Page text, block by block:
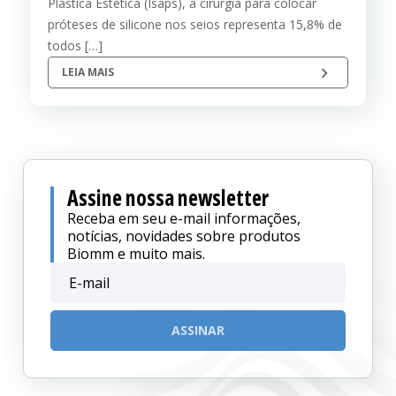
próteses de silicone nos seios representa 15,8% de
todos […]
LEIA MAIS
Assine nossa newsletter
Receba em seu e-mail informações,
notícias, novidades sobre produtos
Biomm e muito mais.